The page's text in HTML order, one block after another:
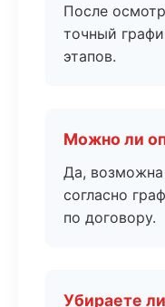
После
точный
этапов.
Можно ли
Да, возможна
согласно
по договору.
Убираете